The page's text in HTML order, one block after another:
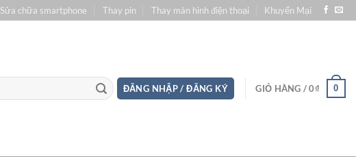
Sửa chữa smartphone Thay pin Thay màn hình điện thoại Khuyến Mại
ĐĂNG NHẬP / ĐĂNG KÝ GIỎ HÀNG /0₫ 0